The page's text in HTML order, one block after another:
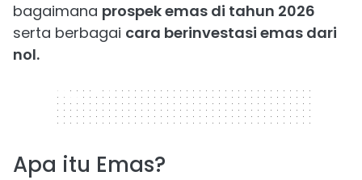
bagaimana prospek emas di tahun 2026
serta berbagai cara berinvestasi emas dari
nol.
320 x 50
Apa itu Emas?